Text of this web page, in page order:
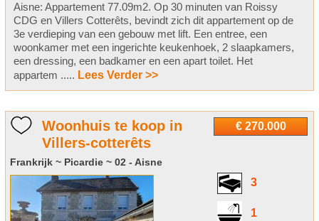
Aisne: Appartement 77.09m2. Op 30 minuten van Roissy
CDG en Villers Cotterêts, bevindt zich dit appartement op de
3e verdieping van een gebouw met lift. Een entree, een
woonkamer met een ingerichte keukenhoek, 2 slaapkamers,
een dressing, een badkamer en een apart toilet. Het
appartem ..... Lees Verder >>
€ 270.000
Woonhuis te koop in
Villers-cotterêts
Frankrijk ~ Picardie ~ 02 - Aisne
3
1